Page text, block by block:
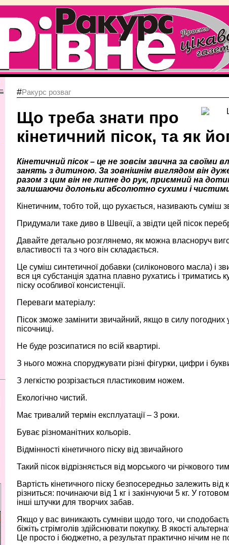
#Ракурс розваг
Що треба знати про
кінетичний пісок, та як
Кінетичний пісок – це не зовсім звична за своїми
занять з дитиною. За зовнішнім виглядом він
разом з цим він не липне до рук, приємний на
залишаючи долоньки абсолютно сухими і
Кінетичним, тобто той, що рухається, називають суміш
Придумали таке диво в Швеції, а звідти цей пісок
Давайте детально розглянемо, як можна власноруч
властивості та з чого він складається.
Це суміш синтетичної добавки (силіконового масла) і
вся ця субстанція здатна плавно рухатись і
піску особливої консистенції.
Переваги матеріалу:
Пісок зможе замінити звичайний, якщо в силу
пісочниці.
Не буде розсипатися по всій квартирі.
З нього можна споруджувати різні фігурки, цифри і
З легкістю розрізається пластиковим ножем.
Екологічно чистий.
Має тривалий термін експлуатації – 3 роки.
Буває різноманітних кольорів.
Відмінності кінетичного піску від звичайного
Такий пісок відрізняється від морського чи річкового
Вартість кінетичного піску безпосередньо залежить
різниться: починаючи від 1 кг і закінчуючи 5 кг. У
інші штучки для творчих забав.
Якщо у вас виникають сумніви щодо того, чи
біжіть стрімголів здійснювати покупку. В якості
Це просто і бюджетно, а результат практично нічим не